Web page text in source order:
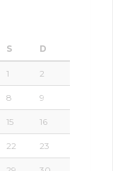
S D
1 2
8 9
15 16
22 23